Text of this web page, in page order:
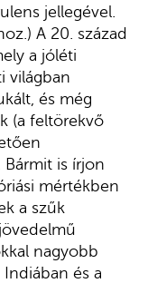
jellegével.
A 20. század
a jóléti
világban
és még
(a feltörekvő
is írjon
mértékben
a szűk
nagyobb
és a